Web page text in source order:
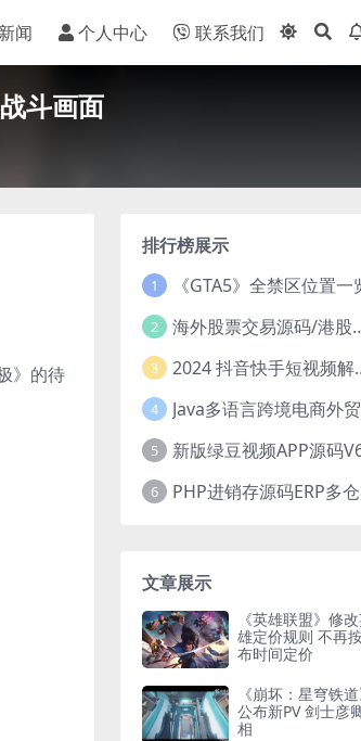
闻 个人中心 联系我们
斗画面
》的待
排行榜展示
1 《GTA5》全禁区位置一
2 海外股票交易源码/港股泰股/
3 2024 抖音
4
5
6
文章展示
《英雄联盟》修
雄定价规则 不再
布时间定价
《崩坏：星穹铁道
公布新PV 剑士彦
相